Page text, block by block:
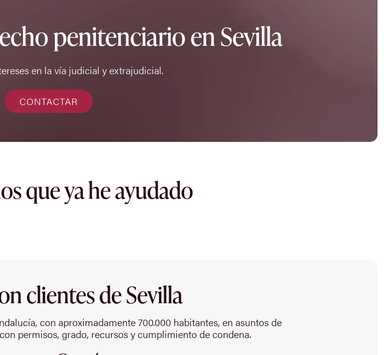
penitenciario en Sevilla
en la vía judicial y extrajudicial.
CONTACTAR
que ya he ayudado
clientes de Sevilla
con aproximadamente 700.000 habitantes, en asuntos de
permisos, grado, recursos y cumplimiento de condena.